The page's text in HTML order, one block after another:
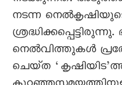
നടന്ന
നെൽവിത്തുകൾ
ചെയ്‌ത